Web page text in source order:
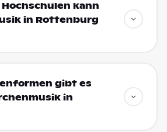
kann
in Rottenburg
gibt es
in